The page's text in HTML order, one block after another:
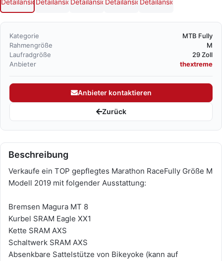
Kategorie
MTB Fully
Rahmengröße
M
Laufradgröße
29 Zoll
Anbieter
thextreme
Anbieter kontaktieren
Zurück
Beschreibung
Verkaufe ein TOP gepflegtes Marathon RaceFully Größe M
Modell 2019 mit folgender Ausstattung:
Bremsen Magura MT 8
Kurbel SRAM Eagle XX1
Kette SRAM AXS
Schaltwerk SRAM AXS
Absenkbare Sattelstütze von Bikeyoke (kann auf